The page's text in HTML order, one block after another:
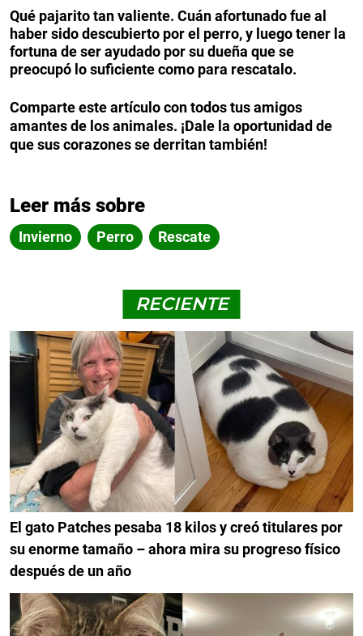
Qué pajarito tan valiente. Cuán afortunado fue al
haber sido descubierto por el perro, y luego tener la
fortuna de ser ayudado por su dueña que se
preocupó lo suficiente como para rescatalo.
Comparte este artículo con todos tus amigos
amantes de los animales. ¡Dale la oportunidad de
que sus corazones se derritan también!
Leer más sobre
Invierno Perro Rescate
RECIENTE
El gato Patches pesaba 18 kilos y creó titulares por
su enorme tamaño – ahora mira su progreso físico
después de un año